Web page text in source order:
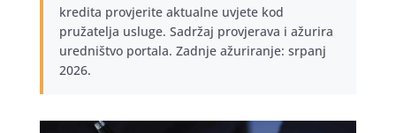
kredita provjerite aktualne uvjete kod
pružatelja usluge. Sadržaj provjerava i ažurira
uredništvo portala. Zadnje ažuriranje: srpanj
2026.